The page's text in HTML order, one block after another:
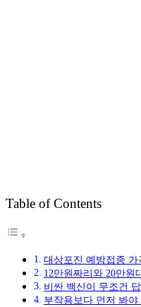
Table of Contents
대상포진 예방접종
12만원짜리와 20만원
비싼 백신이 무조건
부작용보다 먼저 봐야